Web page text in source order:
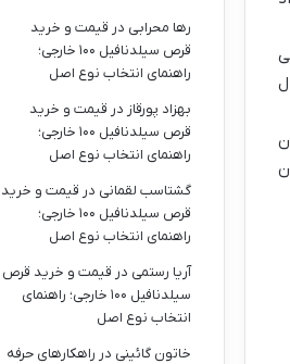
رها محرابی در قیمت و خرید
قرص سیلدنافیل ۱۰۰ خارجی؛
راهنمای انتخاب نوع اصل
بهزاد پورقاز در قیمت و خرید
قرص سیلدنافیل ۱۰۰ خارجی؛
راهنمای انتخاب نوع اصل
گشتاسب لقمانی در قیمت و خرید
قرص سیلدنافیل ۱۰۰ خارجی؛
راهنمای انتخاب نوع اصل
آریا رستمی در قیمت و خرید قرص
سیلدنافیل ۱۰۰ خارجی؛ راهنمای
انتخاب نوع اصل
خاتون گائینی در راهکارهای حرفه